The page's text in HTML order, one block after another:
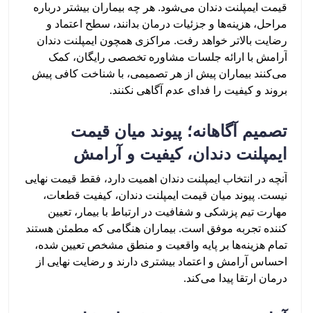
قیمت ایمپلنت دندان می‌شود. هر چه بیماران بیشتر درباره
مراحل، هزینه‌ها و جزئیات درمان بدانند، سطح اعتماد و
رضایت بالاتر خواهد رفت. مراکزی همچون ایمپلنت دندان
آرامش با ارائه جلسات مشاوره تخصصی رایگان، کمک
می‌کنند بیماران پیش از هر تصمیمی، با شناخت کافی پیش
بروند و کیفیت را فدای عدم آگاهی نکنند.
تصمیم آگاهانه؛ پیوند میان قیمت
ایمپلنت دندان، کیفیت و آرامش
آنچه در انتخاب ایمپلنت دندان اهمیت دارد، فقط قیمت نهایی
نیست. پیوند میان قیمت ایمپلنت دندان، کیفیت قطعات،
مهارت تیم پزشکی و شفافیت در ارتباط با بیمار، تعیین
کننده تجربه موفق است. بیماران هنگامی که مطمئن هستند
تمام هزینه‌ها بر پایه واقعیت و منطق مشخص تعیین شده،
احساس آرامش و اعتماد بیشتری دارند و رضایت نهایی از
درمان ارتقا پیدا می‌کند.